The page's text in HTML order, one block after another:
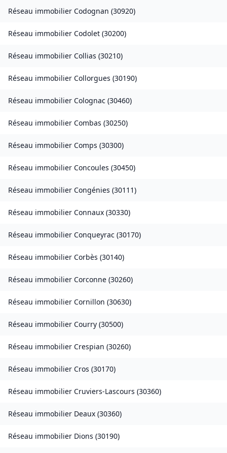
Réseau immobilier Codognan (30920)
Réseau immobilier Codolet (30200)
Réseau immobilier Collias (30210)
Réseau immobilier Collorgues (30190)
Réseau immobilier Colognac (30460)
Réseau immobilier Combas (30250)
Réseau immobilier Comps (30300)
Réseau immobilier Concoules (30450)
Réseau immobilier Congénies (30111)
Réseau immobilier Connaux (30330)
Réseau immobilier Conqueyrac (30170)
Réseau immobilier Corbès (30140)
Réseau immobilier Corconne (30260)
Réseau immobilier Cornillon (30630)
Réseau immobilier Courry (30500)
Réseau immobilier Crespian (30260)
Réseau immobilier Cros (30170)
Réseau immobilier Cruviers-Lascours (30360)
Réseau immobilier Deaux (30360)
Réseau immobilier Dions (30190)